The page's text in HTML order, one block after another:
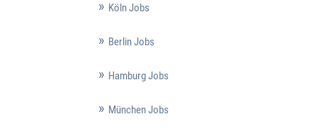
Köln Jobs
Berlin Jobs
Hamburg Jobs
München Jobs